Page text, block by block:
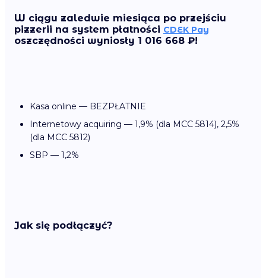
W ciągu zaledwie miesiąca po przejściu
pizzerii na system płatności CDEK Pay
oszczędności wyniosły 1 016 668 ₽!
Kasa online — BEZPŁATNIE
Internetowy acquiring — 1,9% (dla MCC 5814), 2,5%
(dla MCC 5812)
SBP — 1,2%
Jak się podłączyć?